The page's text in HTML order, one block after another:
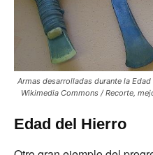
Armas desarrolladas durante la Edad
Wikimedia Commons / Recorte,
Edad del Hierro